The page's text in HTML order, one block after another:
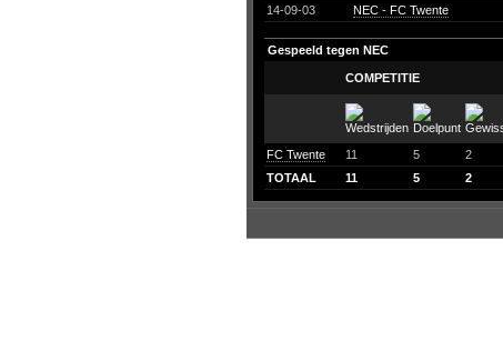
14-09-03
NEC - FC Twente
Gespeeld tegen NEC
COMPETITIE
FC Twente 11 5 2
TOTAAL
11 5 2